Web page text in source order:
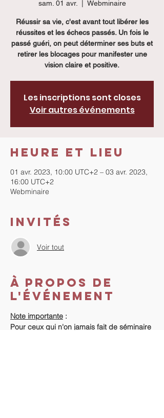
sam. 01 avr. Webminaire
Réussir sa vie, c'est avant tout libérer les
réussites et les échecs passés. Un fois le
passé guéri, on peut déterminer ses buts et
retirer les blocages pour manifester une
vision claire et positive.
Les inscriptions sont closes
Voir autres événements
Heure et lieu
01 avr. 2023, 10:00 UTC+2 – 03 avr. 2023,
16:00 UTC+2
Webminaire
Invités
Voir tout
À propos de
l'événement
Note importante :
Pour ceux qui n'on jamais fait de séminaire